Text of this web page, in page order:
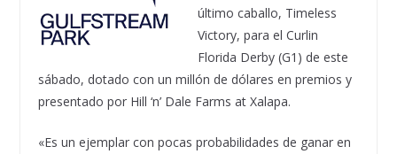
último caballo, Timeless
Victory, para el Curlin
Florida Derby (G1) de este
sábado, dotado con un millón de dólares en premios y
presentado por Hill ‘n’ Dale Farms at Xalapa.
«Es un ejemplar con pocas probabilidades de ganar en